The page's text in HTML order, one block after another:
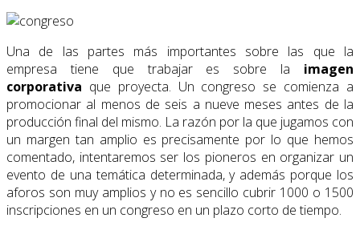
Una de las partes más importantes sobre las que la
empresa tiene que trabajar es sobre la imagen
corporativa que proyecta. Un congreso se comienza a
promocionar al menos de seis a nueve meses antes de la
producción final del mismo. La razón por la que jugamos con
un margen tan amplio es precisamente por lo que hemos
comentado, intentaremos ser los pioneros en organizar un
evento de una temática determinada, y además porque los
aforos son muy amplios y no es sencillo cubrir 1000 o 1500
inscripciones en un congreso en un plazo corto de tiempo.